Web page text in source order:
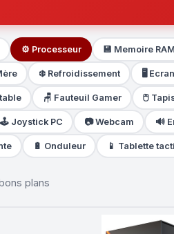
⚙️ Processeur 💾 Memoire RAM
❄️ Refroidissement 🖥️ Ecran
🪑 Fauteuil Gamer 🖱️
🕹️ Joystick PC 📷 Webcam 🔊
🔋 Onduleur 📱 Tablette
plans